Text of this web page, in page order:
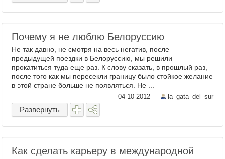
Почему я не люблю Белоруссию
Не так давно, не смотря на весь негатив, после
предыдущей поездки в Белоруссию, мы решили
прокатиться туда еще раз. К слову сказать, в прошлый раз,
после того как мы пересекли границу было стойкое желание
в этой стране больше не появляться. Не ...
04-10-2012 — la_gata_del_sur
Развернуть
Как сделать карьеру в международной